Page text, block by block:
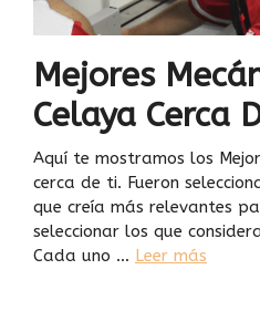
Mejores
Celaya Cerca
Aquí te mostramos los
cerca de ti. Fueron
que creía más relevantes
seleccionar los que
Cada uno … Leer más